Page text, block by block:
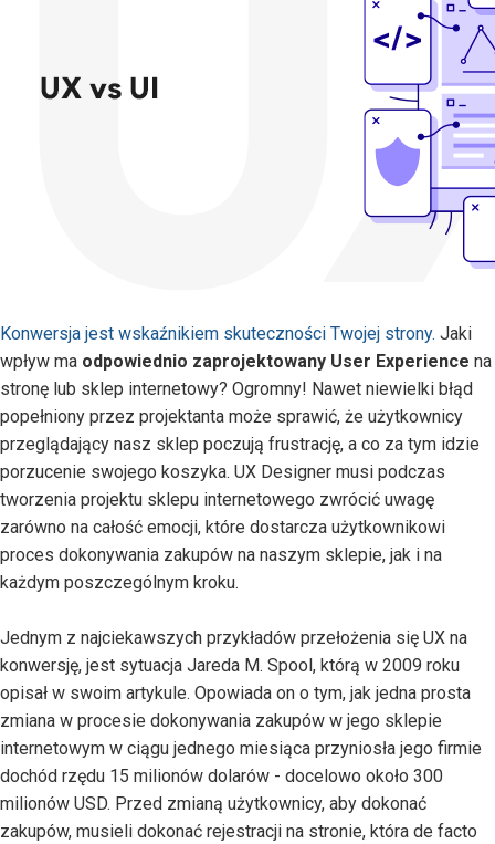
Konwersja jest wskaźnikiem skuteczności Twojej strony. Jaki
wpływ ma odpowiednio zaprojektowany User Experience na
stronę lub sklep internetowy? Ogromny! Nawet niewielki błąd
popełniony przez projektanta może sprawić, że użytkownicy
przeglądający nasz sklep poczują frustrację, a co za tym idzie
porzucenie swojego koszyka. UX Designer musi podczas
tworzenia projektu sklepu internetowego zwrócić uwagę
zarówno na całość emocji, które dostarcza użytkownikowi
proces dokonywania zakupów na naszym sklepie, jak i na
każdym poszczególnym kroku.
Jednym z najciekawszych przykładów przełożenia się UX na
konwersję, jest sytuacja Jareda M. Spool, którą w 2009 roku
opisał w swoim artykule. Opowiada on o tym, jak jedna prosta
zmiana w procesie dokonywania zakupów w jego sklepie
internetowym w ciągu jednego miesiąca przyniosła jego firmie
dochód rzędu 15 milionów dolarów - docelowo około 300
milionów USD. Przed zmianą użytkownicy, aby dokonać
zakupów, musieli dokonać rejestracji na stronie, która de facto